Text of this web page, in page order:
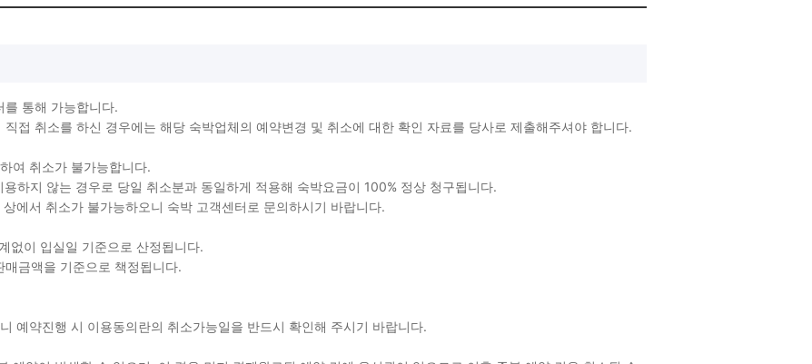
를 통해 가능합니다.
접 취소를 하신 경우에는 해당 숙박업체의 예약변경 및 취소에 대한 확인 자료를 당사로 제출해주셔야 합니다.
여 취소가 불가능합니다.
하지 않는 경우로 당일 취소분과 동일하게 적용해 숙박요금이 100% 정상 청구됩니다.
에서 취소가 불가능하오니 숙박 고객센터로 문의하시기 바랍니다.
없이 입실일 기준으로 산정됩니다.
금액을 기준으로 책정됩니다.
예약진행 시 이용동의란의 취소가능일을 반드시 확인해 주시기 바랍니다.